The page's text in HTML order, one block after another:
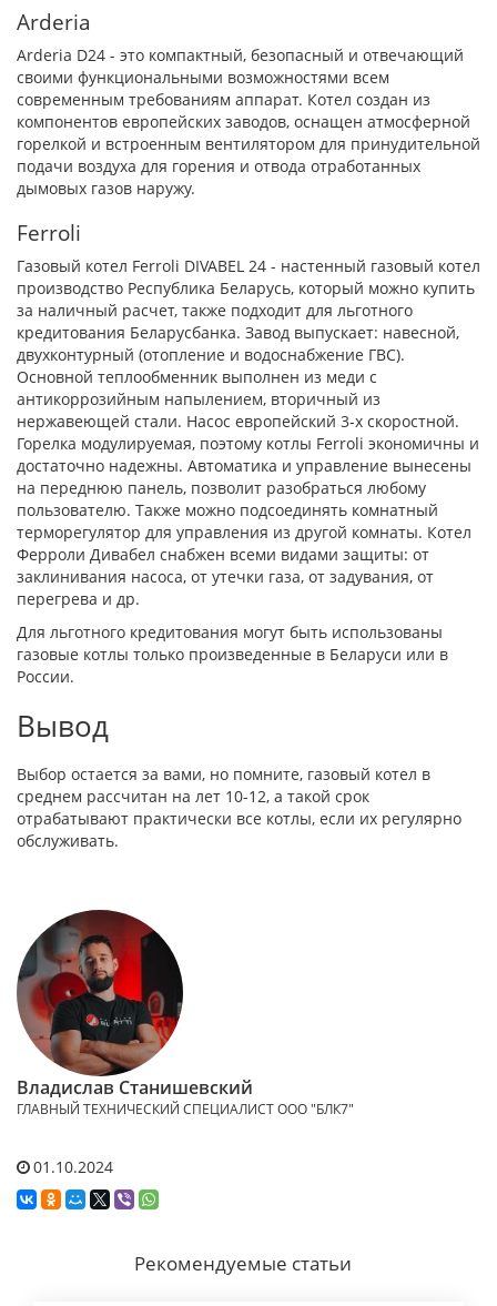
Arderia
Arderia D24 - это компактный, безопасный и отвечающий
своими функциональными возможностями всем
современным требованиям аппарат. Котел создан из
компонентов европейских заводов, оснащен атмосферной
горелкой и встроенным вентилятором для принудительной
подачи воздуха для горения и отвода отработанных
дымовых газов наружу.
Ferroli
Газовый котел Ferroli DIVABEL 24 - настенный газовый котел
производство Республика Беларусь, который можно купить
за наличный расчет, также подходит для льготного
кредитования Беларусбанка. Завод выпускает: навесной,
двухконтурный (отопление и водоснабжение ГВС).
Основной теплообменник выполнен из меди с
антикоррозийным напылением, вторичный из
нержавеющей стали. Насос европейский 3-х скоростной.
Горелка модулируемая, поэтому котлы Ferroli экономичны и
достаточно надежны. Автоматика и управление вынесены
на переднюю панель, позволит разобраться любому
пользователю. Также можно подсоединять комнатный
терморегулятор для управления из другой комнаты. Котел
Ферроли Дивабел снабжен всеми видами защиты: от
заклинивания насоса, от утечки газа, от задувания, от
перегрева и др.
Для льготного кредитования могут быть использованы
газовые котлы только произведенные в Беларуси или в
России.
Вывод
Выбор остается за вами, но помните, газовый котел в
среднем рассчитан на лет 10-12, а такой срок
отрабатывают практически все котлы, если их регулярно
обслуживать.
Владислав Станишевский
ГЛАВНЫЙ ТЕХНИЧЕСКИЙ СПЕЦИАЛИСТ ООО "БЛК7"
01.10.2024
Рекомендуемые статьи